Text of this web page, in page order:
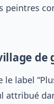
peintres
de
le label
attribué